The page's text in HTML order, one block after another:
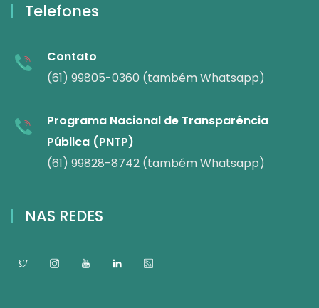
Telefones
Contato
(61) 99805-0360 (também Whatsapp)
Programa Nacional de Transparência
Pública (PNTP)
(61) 99828-8742 (também Whatsapp)
NAS REDES